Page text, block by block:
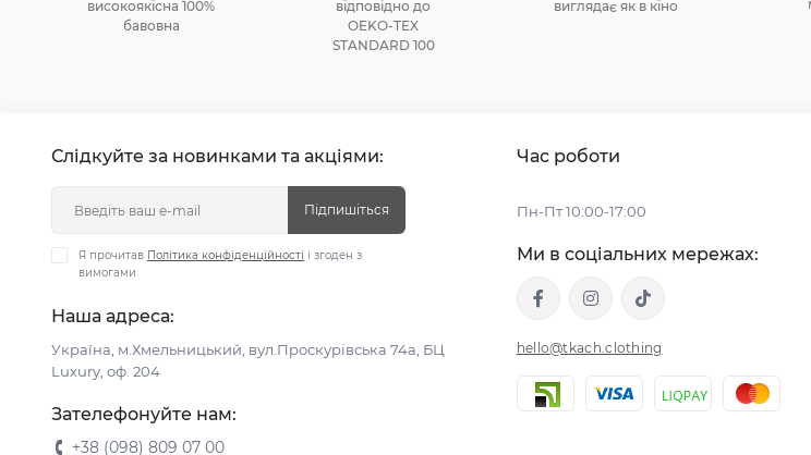
високоякісна 100%
бавовна
відповідно до
OEKO-TEX
STANDARD 100
виглядає як в кіно
Слідкуйте за новинками та акціями:
Підпишіться
Я прочитав Політика конфіденційності і згоден з
вимогами
Наша адреса:
Україна, м.Хмельницький, вул.Проскурівська 74а, БЦ
Luxury, оф. 204
Зателефонуйте нам:
+38 (098) 809 07 00
Час роботи
Пн-Пт 10:00-17:00
Ми в соціальних мережах:
hello@tkach.clothing